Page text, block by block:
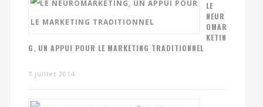
LE
NEUR
OMAR
KETIN
G, UN APPUI POUR LE MARKETING TRADITIONNEL
7 juillet 2014